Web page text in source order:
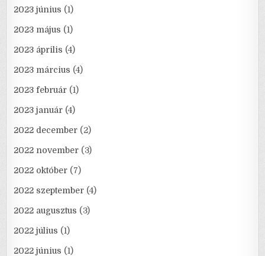
2023 június (1)
2023 május (1)
2023 április (4)
2023 március (4)
2023 február (1)
2023 január (4)
2022 december (2)
2022 november (3)
2022 október (7)
2022 szeptember (4)
2022 augusztus (3)
2022 július (1)
2022 június (1)